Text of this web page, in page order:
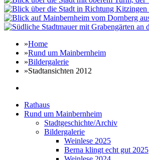
»Home
»Rund um Mainbernheim
»Bildergalerie
»Stadtansichten 2012
Rathaus
Rund um Mainbernheim
Stadtgeschichte/Archiv
Bildergalerie
Weinlese 2025
Berna klingt echt gut 2025